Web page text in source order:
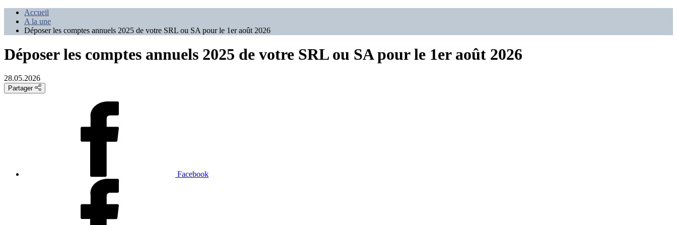
Accueil
A la une
Déposer les comptes annuels 2025 de votre SRL ou SA pour le 1er août 2026
Déposer les comptes annuels 2025 de votre SRL ou SA pour le 1er août 2026
28.05.2026
Partager
Facebook